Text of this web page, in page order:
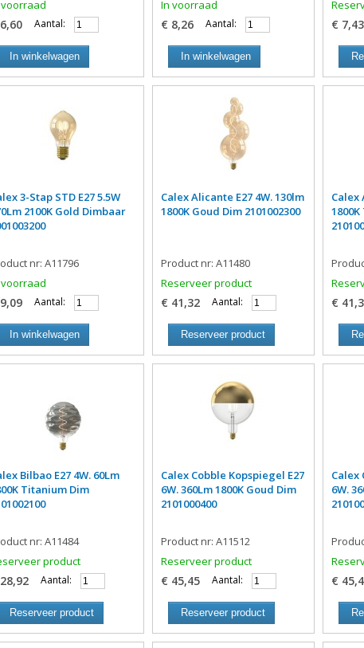
Aantal:
In winkelwagen
In voorraad
€ 8,26 Aantal:
In winkelwagen
€ 7,43
3-Stap STD E27 5.5W
2100K Gold Dimbaar
nr: A11796
Aantal:
In winkelwagen
Calex Alicante E27 4W. 130lm
1800K Goud Dim 2101002300
Product nr: A11480
Reserveer product
€ 41,32 Aantal:
Reserveer product
Calex
€
Bilbao E27 4W. 60Lm
Titanium Dim
nr: A11484
product
Aantal:
Reserveer product
Calex Cobble Kopspiegel E27
6W. 360Lm 1800K Goud Dim
2101000400
Product nr: A11512
Reserveer product
€ 45,45 Aantal:
Reserveer product
Calex
6W.
€